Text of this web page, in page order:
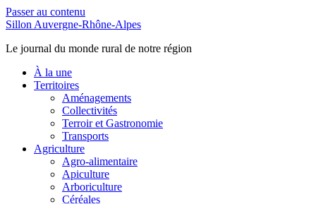
Passer au contenu
Sillon Auvergne-Rhône-Alpes
Le journal du monde rural de notre région
À la une
Territoires
Aménagements
Collectivités
Terroir et Gastronomie
Transports
Agriculture
Agro-alimentaire
Apiculture
Arboriculture
Céréales